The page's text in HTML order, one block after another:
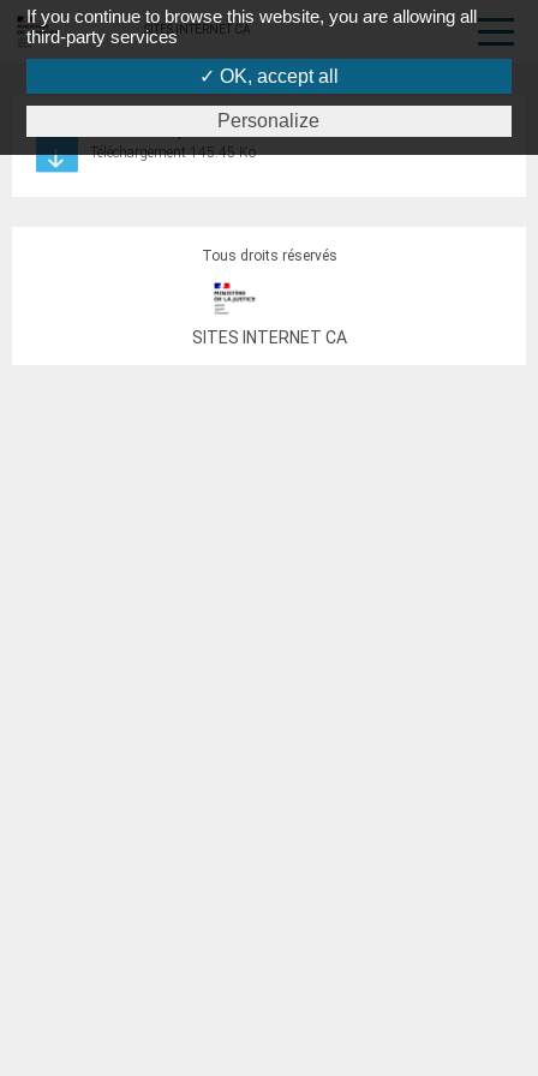
SITES INTERNET CA
bordereau de pièces CPH
Téléchargement 145.45 Ko
SITES INTERNET CA
Tous droits réservés
If you continue to browse this website, you are allowing all
third-party services
✓ OK, accept all
Personalize